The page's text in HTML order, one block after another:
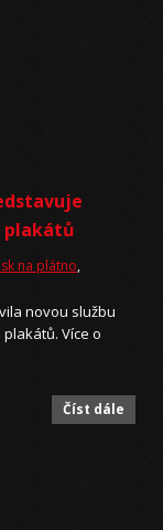
plakátů
na plátno,
novou službu
Více o
Číst dále